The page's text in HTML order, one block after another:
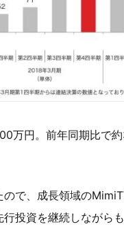
万円。前年同期比で
で、成長領域の
投資を継続しながら